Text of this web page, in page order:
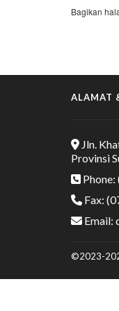
Bagikan
ALAMAT
Jln.
Provinsi
Fax:
Email:
©2023-